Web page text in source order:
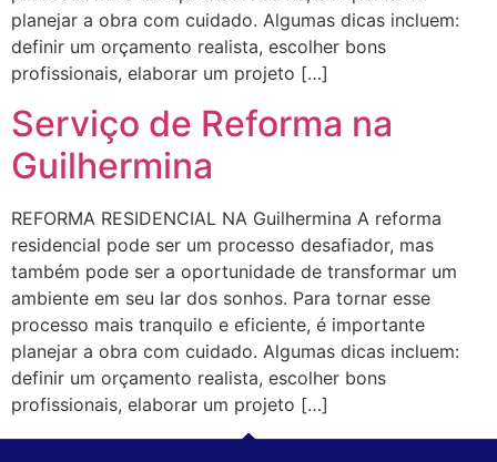
planejar a obra com cuidado. Algumas dicas incluem:
definir um orçamento realista, escolher bons
profissionais, elaborar um projeto […]
Serviço de Reforma na
Guilhermina
REFORMA RESIDENCIAL NA Guilhermina A reforma
residencial pode ser um processo desafiador, mas
também pode ser a oportunidade de transformar um
ambiente em seu lar dos sonhos. Para tornar esse
processo mais tranquilo e eficiente, é importante
planejar a obra com cuidado. Algumas dicas incluem:
definir um orçamento realista, escolher bons
profissionais, elaborar um projeto […]